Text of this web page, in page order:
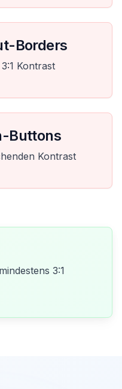
Borders
Kontrast
Buttons
Kontrast
3:1